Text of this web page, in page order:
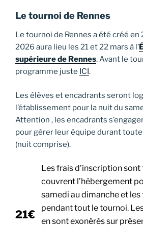
Le tournoi de Rennes
Le tournoi de Rennes a été créé en
2026 aura lieu les 21 et 22 mars à l’
supérieure de Rennes. Avant le
programme juste ICI.
Les élèves et encadrants seront
l’établissement pour la nuit du
Attention , les encadrants
pour gérer leur équipe durant
(nuit comprise).
21€
Les frais d’inscription sont
couvrent l’hébergement
samedi au dimanche et les
pendant tout le tournoi.
en sont exonérés sur